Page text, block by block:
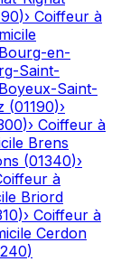
)› Coiffeur à
Bourg-en-
Saint-
Boyeux-Saint-
(01190)›
)› Coiffeur à
Brens
(01340)›
à
Briord
)› Coiffeur à
Cerdon
)